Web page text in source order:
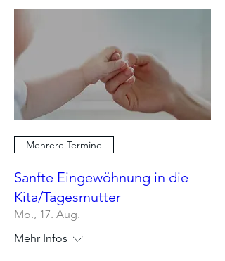
Mehrere Termine
Sanfte Eingewöhnung in die
Kita/Tagesmutter
Mo., 17. Aug.
Mehr Infos